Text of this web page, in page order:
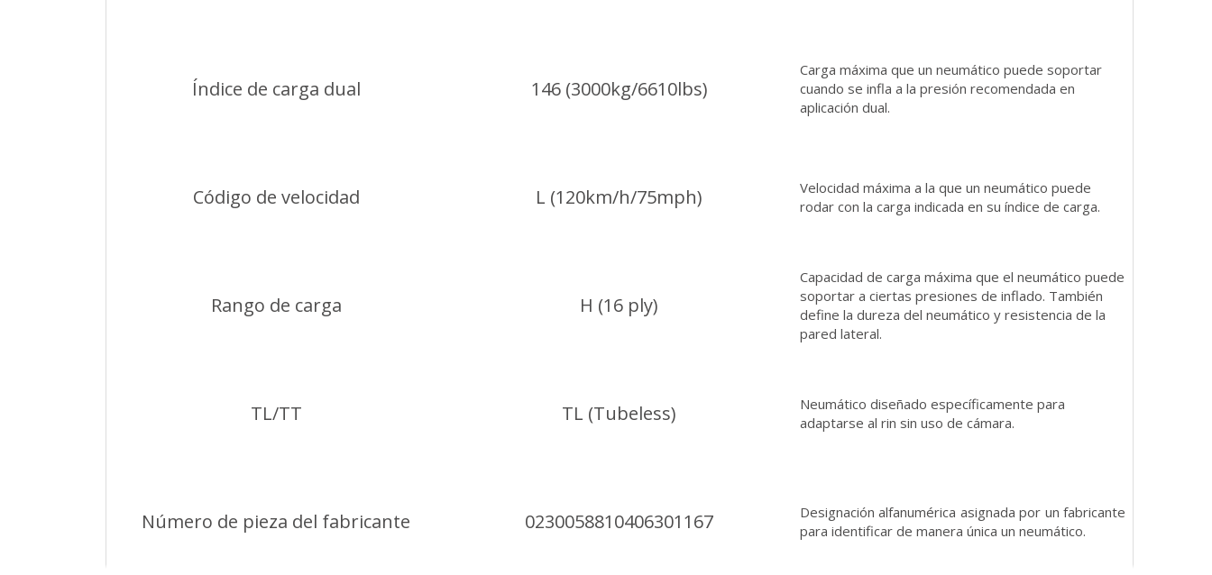
Índice de carga dual 146 (3000kg/6610lbs)
Carga máxima que un neumático puede soportar
cuando se infla a la presión recomendada en
aplicación dual.
Código de velocidad L (120km/h/75mph)
Velocidad máxima a la que un neumático puede
rodar con la carga indicada en su índice de carga.
Rango de carga H (16 ply)
Capacidad de carga máxima que el neumático puede
soportar a ciertas presiones de inflado. También
define la dureza del neumático y resistencia de la
pared lateral.
TL/TT TL (Tubeless)
Neumático diseñado específicamente para
adaptarse al rin sin uso de cámara.
Número de pieza del fabricante 0230058810406301167
Designación alfanumérica asignada por un fabricante
para identificar de manera única un neumático.